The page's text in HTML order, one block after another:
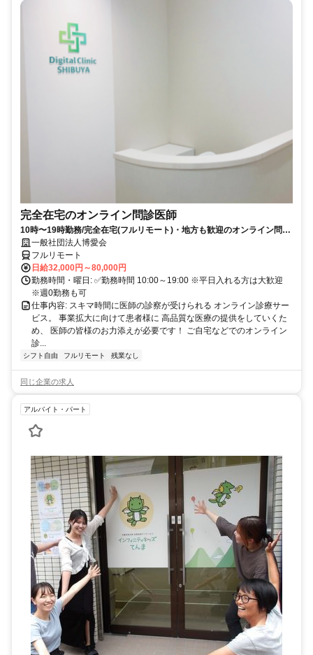
完全在宅のオンライン問診医師
10時〜19時勤務/完全在宅(フルリモート)・地方も歓迎のオンライン問診
業務一般社団法人博愛会
フルリモート
日給32,000円～80,000円
勤務時間・曜日: ✅勤務時間 10:00～19:00 ※平日入れる方は大歓迎
※週0勤務も可
仕事内容: スキマ時間に医師の診察が受けられる オンライン診療サー
ビス。 事業拡大に向けて患者様に 高品質な医療の提供をしていくた
め、 医師の皆様のお力添えが必要です！ ご自宅などでのオンライン
診...
シフト自由 フルリモート 残業なし
同じ企業の求人
アルバイト・パート